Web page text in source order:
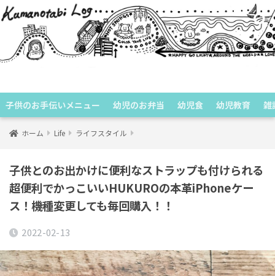
子供のお手伝いメニュー 幼児のお弁当 幼児食 幼児教育 雑
ホーム Life ライフスタイル
子供とのお出かけに便利なストラップも付けられる
超便利でかっこいいHUKUROの本革iPhoneケー
ス！機種変更しても毎回購入！！
2022-02-13